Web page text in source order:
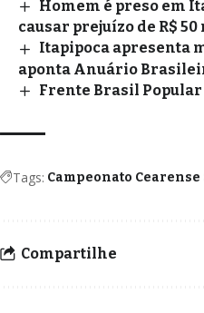
Homem é preso em
causar prejuízo de R$ 50
Itapipoca apresenta
aponta Anuário
Frente Brasil
Tags: Campeonato Cearense
Compartilhe